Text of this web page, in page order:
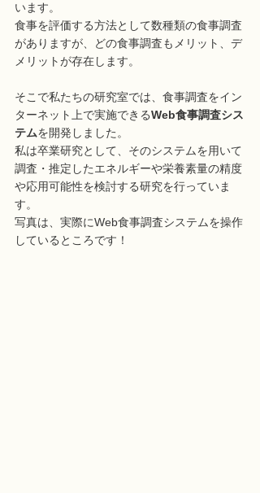
います。
食事を評価する方法として数種類の食事調査
がありますが、どの食事調査もメリット、デ
メリットが存在します。
そこで私たちの研究室では、食事調査をイン
ターネット上で実施できるWeb食事調査シス
テムを開発しました。
私は卒業研究として、そのシステムを用いて
調査・推定したエネルギーや栄養素量の精度
や応用可能性を検討する研究を行っていま
す。
写真は、実際にWeb食事調査システムを操作
しているところです！